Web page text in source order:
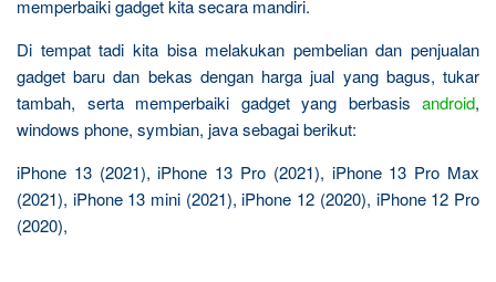
memperbaiki gadget kita secara mandiri.
Di tempat tadi kita bisa melakukan pembelian dan penjualan
gadget baru dan bekas dengan harga jual yang bagus, tukar
tambah, serta memperbaiki gadget yang berbasis android,
windows phone, symbian, java sebagai berikut:
iPhone 13 (2021), iPhone 13 Pro (2021), iPhone 13 Pro Max
(2021), iPhone 13 mini (2021), iPhone 12 (2020), iPhone 12 Pro
(2020),